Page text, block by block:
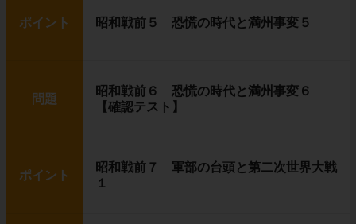
ポイント 昭和戦前５ 恐慌の時代と満州事変５
問題
昭和戦前６ 恐慌の時代と満州事変６
【確認テスト】
ポイント
昭和戦前７ 軍部の台頭と第二次世界大戦
１